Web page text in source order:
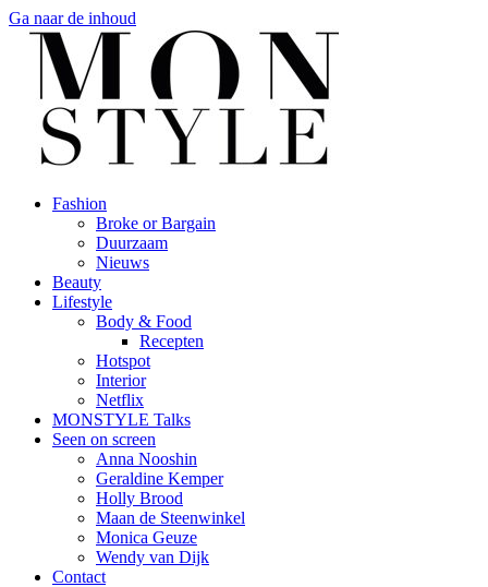
Ga naar de inhoud
Fashion
Broke or Bargain
Duurzaam
Nieuws
Beauty
Lifestyle
Body & Food
Recepten
Hotspot
Interior
Netflix
MONSTYLE Talks
Seen on screen
Anna Nooshin
Geraldine Kemper
Holly Brood
Maan de Steenwinkel
Monica Geuze
Wendy van Dijk
Contact